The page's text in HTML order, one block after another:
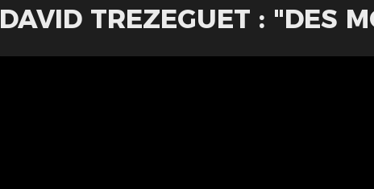
DAVID TREZEGUET : "DES